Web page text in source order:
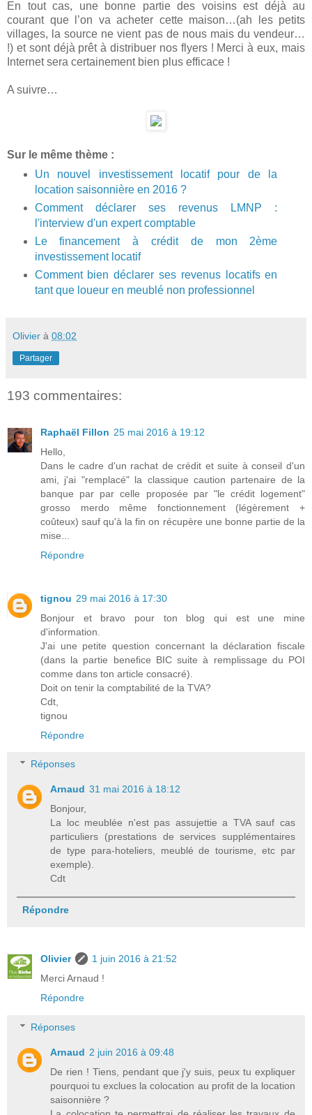
En tout cas, une bonne partie des voisins est déjà au
courant que l’on va acheter cette maison…(ah les petits
villages, la source ne vient pas de nous mais du vendeur…
!) et sont déjà prêt à distribuer nos flyers ! Merci à eux, mais
Internet sera certainement bien plus efficace !
A suivre…
Sur le même thème :
Un nouvel investissement locatif pour de la
location saisonnière en 2016 ?
Comment déclarer ses revenus LMNP :
l'interview d'un expert comptable
Le financement à crédit de mon 2ème
investissement locatif
Comment bien déclarer ses revenus locatifs en
tant que loueur en meublé non professionnel
Olivier à 08:02
Partager
193 commentaires:
Raphaël Fillon 25 mai 2016 à 19:12
Hello,
Dans le cadre d'un rachat de crédit et suite à conseil d'un
ami, j'ai "remplacé" la classique caution partenaire de la
banque par par celle proposée par "le crédit logement"
grosso merdo même fonctionnement (légèrement +
coûteux) sauf qu'à la fin on récupère une bonne partie de la
mise...
Répondre
tignou 29 mai 2016 à 17:30
Bonjour et bravo pour ton blog qui est une mine
d'information.
J'ai une petite question concernant la déclaration fiscale
(dans la partie benefice BIC suite à remplissage du POI
comme dans ton article consacré).
Doit on tenir la comptabilité de la TVA?
Cdt,
tignou
Répondre
Réponses
Arnaud 31 mai 2016 à 18:12
Bonjour,
La loc meublée n'est pas assujettie a TVA sauf cas
particuliers (prestations de services supplémentaires
de type para-hoteliers, meublé de tourisme, etc par
exemple).
Cdt
Répondre
Olivier
1 juin 2016 à 21:52
Merci Arnaud !
Répondre
Réponses
Arnaud 2 juin 2016 à 09:48
De rien ! Tiens, pendant que j'y suis, peux tu expliquer
pourquoi tu exclues la colocation au profit de la location
saisonnière ?